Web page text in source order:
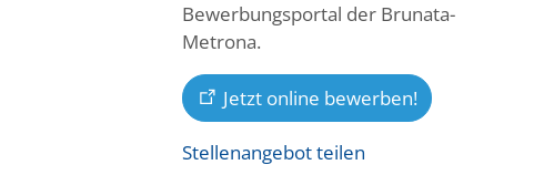
Bewerbungsportal der Brunata-
Metrona.
Jetzt online bewerben!
Stellenangebot teilen